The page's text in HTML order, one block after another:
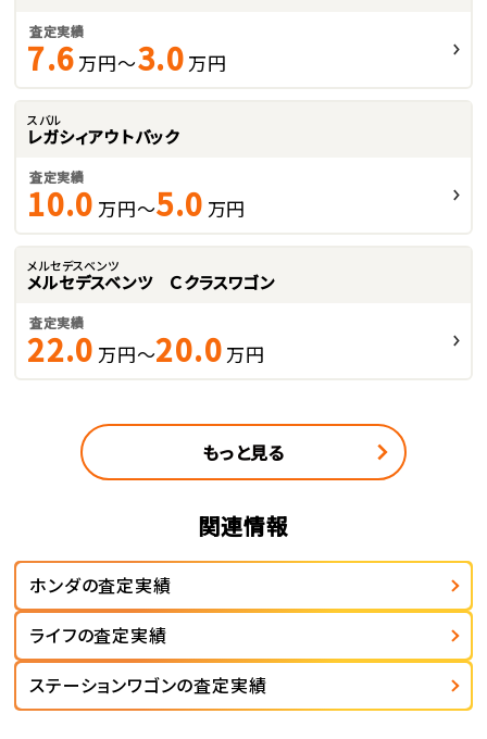
査定実績
7.6 万円～3.0 万円
スバル
レガシィアウトバック
査定実績
10.0 万円～5.0 万円
メルセデスベンツ
メルセデスベンツ Ｃクラスワゴン
査定実績
22.0 万円～20.0 万円
もっと見る
関連情報
ホンダの査定実績
ライフの査定実績
ステーションワゴンの査定実績